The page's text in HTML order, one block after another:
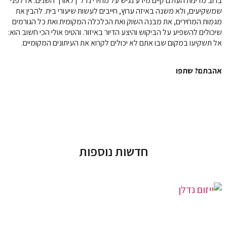
שמשקיעים, ולא משנה באיזה ערוץ, חייבים לעשות שיעורי בית. להבין את
מגמות המחירים, את מבנה השוק ואת הכלכלה המקומית ואת כל הגורמים
שיכולים להשפיע על הביקוש והיצע הדיור באיזור. והטיפ אולי הכי חשוב הוא:
אל תשקיעו במקום שבו אתם לא יכולים לקרוא את העיתונים המקומיים.
אהבתם? שתפו
חדשות נוספות